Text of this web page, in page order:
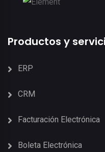
Productos y
ERP
CRM
Facturación Electrónica
Boleta Electrónica